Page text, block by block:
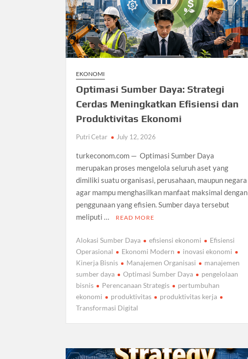
EKONOMI
Optimasi Sumber Daya: Strategi
Cerdas Meningkatkan Efisiensi dan
Produktivitas Ekonomi
Putri Cetar July 12, 2026
turkeconom.com — Optimasi Sumber Daya
merupakan proses mengelola seluruh aset yang
dimiliki suatu organisasi, perusahaan, maupun negara
agar mampu menghasilkan manfaat maksimal dengan
penggunaan yang efisien. Sumber daya tersebut
meliputi …
READ MORE
Alokasi Sumber Daya efisiensi ekonomi
Efisiensi
Operasional
Ekonomi Modern
inovasi ekonomi
Kinerja Bisnis
Manajemen Organisasi
manajemen
sumber daya
Optimasi Sumber Daya
pengelolaan
bisnis
Perencanaan Strategis
pertumbuhan
ekonomi
produktivitas
produktivitas kerja
Transformasi Digital